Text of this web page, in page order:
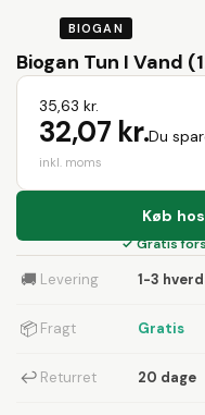
BIOGAN
Biogan Tun I Vand
35,63 kr.
32,07 kr.Du
inkl. moms
Køb
✓ Gratis
🚚 Levering 1-3
📦 Fragt Gratis
↩ Returret 20 dage